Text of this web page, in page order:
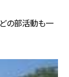
の部活動も一